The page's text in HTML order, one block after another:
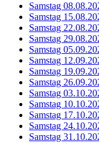
Samstag
Samstag
Samstag
Samstag
Samstag
Samstag
Samstag
Samstag
Samstag
Samstag
Samstag
Samstag
Samstag